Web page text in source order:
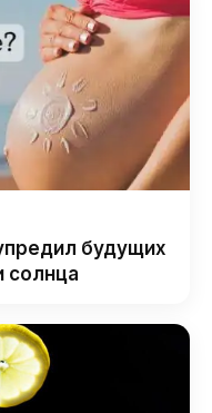
будущих
солнца